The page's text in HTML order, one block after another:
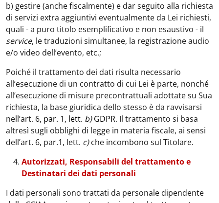
b) gestire (anche fiscalmente) e dar seguito alla richiesta
di servizi extra aggiuntivi eventualmente da Lei richiesti,
quali - a puro titolo esemplificativo e non esaustivo - il
service, le traduzioni simultanee, la registrazione audio
e/o video dell’evento, etc.;
Poiché il trattamento dei dati risulta necessario
all’esecuzione di un contratto di cui Lei è parte, nonché
all’esecuzione di misure precontrattuali adottate su Sua
richiesta, la base giuridica dello stesso è da ravvisarsi
nell’art. 6, par. 1, lett. b) GDPR. Il trattamento si basa
altresì sugli obblighi di legge in materia fiscale, ai sensi
dell’art. 6, par.1, lett. c)che incombono sul Titolare.
Autorizzati, Responsabili del trattamento e
Destinatari dei dati personali
I dati personali sono trattati da personale dipendente